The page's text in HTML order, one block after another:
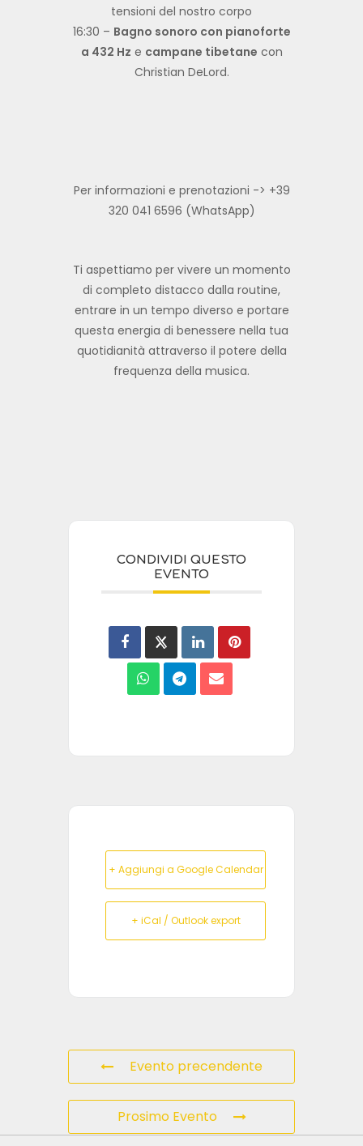
tensioni del nostro corpo
16:30 – Bagno sonoro con pianoforte
a 432 Hz e campane tibetane con
Christian DeLord.
Per informazioni e prenotazioni -> +39
320 041 6596 (WhatsApp)
Ti aspettiamo per vivere un momento
di completo distacco dalla routine,
entrare in un tempo diverso e portare
questa energia di benessere nella tua
quotidianità attraverso il potere della
frequenza della musica.
CONDIVIDI QUESTO
EVENTO
+ Aggiungi a Google Calendar
+ iCal / Outlook export
Evento precendente
Prosimo Evento